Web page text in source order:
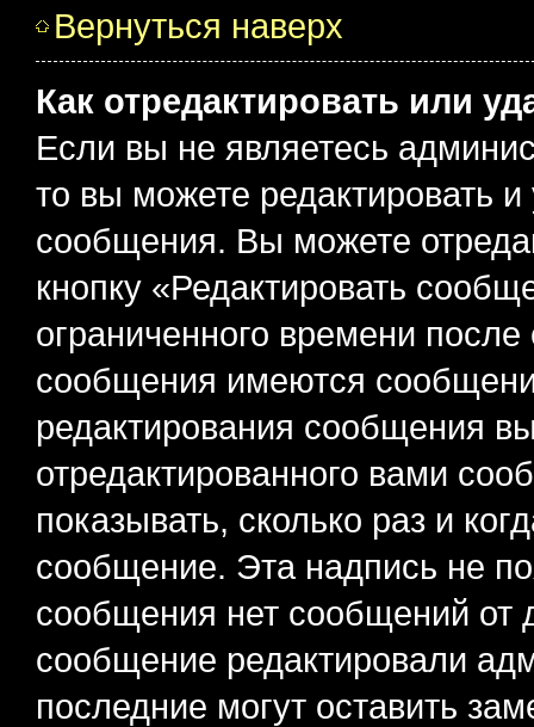
Вернуться наверх
Как отредактировать или
Если вы не являетесь
то вы можете редактировать
сообщения. Вы можете
кнопку «Редактировать
ограниченного времени
сообщения имеются
редактирования сообщения
отредактированного вами
показывать, сколько раз и
сообщение. Эта надпись не
сообщения нет сообщений от
сообщение редактировали
последние могут оставить